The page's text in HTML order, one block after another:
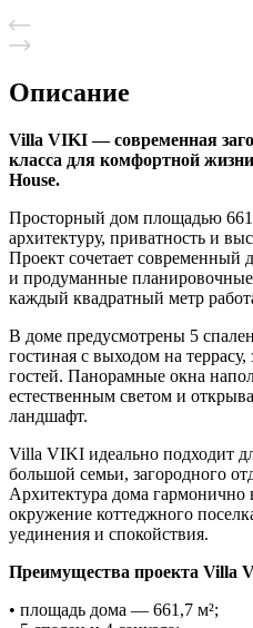
Описание
Villa VIKI — современная
класса для комфортной
House.
Просторный дом площадью
архитектуру, приватность и
Проект сочетает современный
и продуманные
каждый квадратный метр
В доме предусмотрены 5
гостиная с выходом на
гостей. Панорамные окна
естественным светом и
ландшафт.
Villa VIKI идеально подходит
большой семьи, загородного
Архитектура дома гармонично
окружение коттеджного
уединения и спокойствия.
Преимущества проекта Villa
• площадь дома — 661,7 м²;